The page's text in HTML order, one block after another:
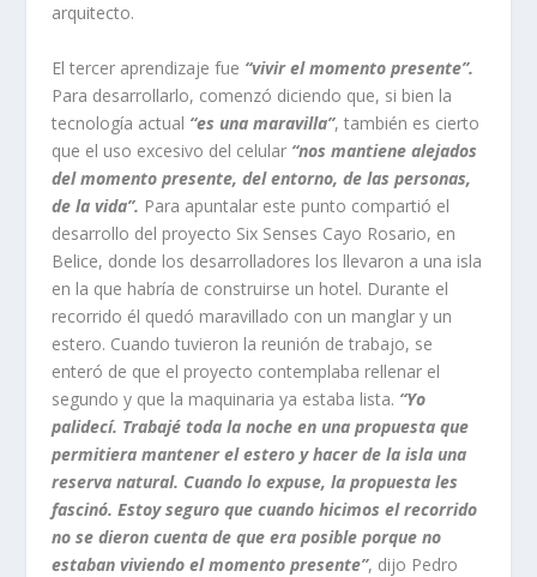
arquitecto.
El tercer aprendizaje fue “vivir el momento presente”.
Para desarrollarlo, comenzó diciendo que, si bien la
tecnología actual “es una maravilla”, también es cierto
que el uso excesivo del celular“nos mantiene alejados
del momento presente, del entorno, de las personas,
de la vida”. Para apuntalar este punto compartió el
desarrollo del proyecto Six Senses Cayo Rosario, en
Belice, donde los desarrolladores los llevaron a una isla
en la que habría de construirse un hotel. Durante el
recorrido él quedó maravillado con un manglar y un
estero. Cuando tuvieron la reunión de trabajo, se
enteró de que el proyecto contemplaba rellenar el
segundo y que la maquinaria ya estaba lista. “Yo
palidecí. Trabajé toda la noche en una propuesta que
permitiera mantener el estero y hacer de la isla una
reserva natural. Cuando lo expuse, la propuesta les
fascinó. Estoy seguro que cuando hicimos el recorrido
no se dieron cuenta de que era posible porque no
estaban viviendo el momento presente”, dijo Pedro